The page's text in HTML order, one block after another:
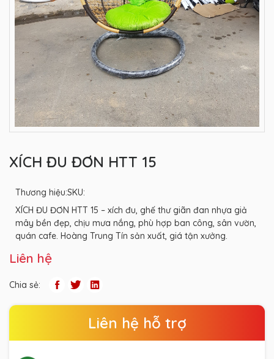
XÍCH ĐU ĐƠN HTT 15
Thương hiệu:SKU:
XÍCH ĐU ĐƠN HTT 15 – xích đu, ghế thư giãn đan nhựa giả
mây bền đẹp, chịu mưa nắng, phù hợp ban công, sân vườn,
quán cafe. Hoàng Trung Tín sản xuất, giá tận xưởng.
Liên hệ
Chia sẻ:
Liên hệ hỗ trợ